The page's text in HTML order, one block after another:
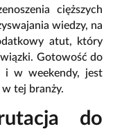
cięższych
wiedzy, na
atut, który
Gotowość do
i w weekendy, jest
tej branży.
do